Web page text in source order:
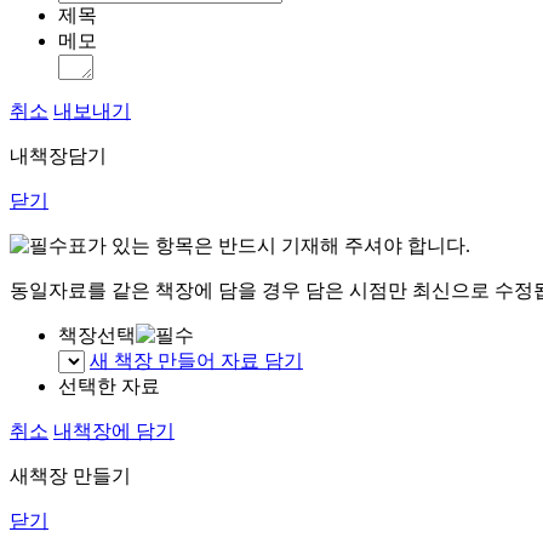
제목
메모
취소 내보내기
내책장담기
닫기
표가 있는 항목은 반드시 기재해 주셔야 합니다.
동일자료를 같은 책장에 담을 경우 담은 시점만 최신으로 수정
책장선택
새 책장 만들어 자료 담기
선택한 자료
취소 내책장에 담기
새책장 만들기
닫기